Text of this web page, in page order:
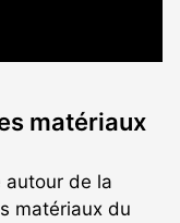
matériaux
autour de la
matériaux du